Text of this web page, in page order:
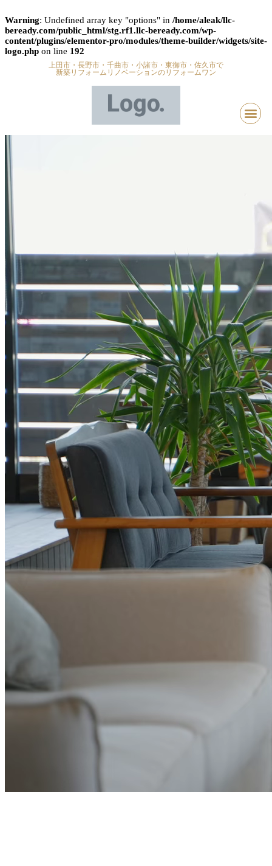
Warning: Undefined array key "options" in /home/aleak/llc-
beready.com/public_html/stg.rf1.llc-beready.com/wp-
content/plugins/elementor-pro/modules/theme-builder/widgets/site-
logo.php on line 192
上田市・長野市・千曲市・小諸市・東御市・佐久市で
新築リフォームリノベーションのリフォームワン